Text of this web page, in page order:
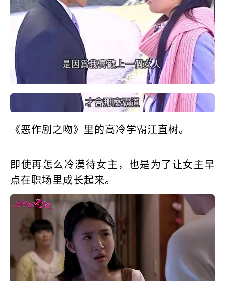
《恶作剧之吻》里的高冷学霸江直树。
即使再怎么冷漠待女主，也是为了让女主早
点在职场里成长起来。